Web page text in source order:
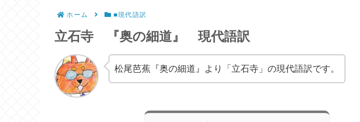
ホーム ■現代語訳
立石寺 『奥の細道』 現代語訳
松尾芭蕉『奥の細道』より「立石寺」の現代語訳です。